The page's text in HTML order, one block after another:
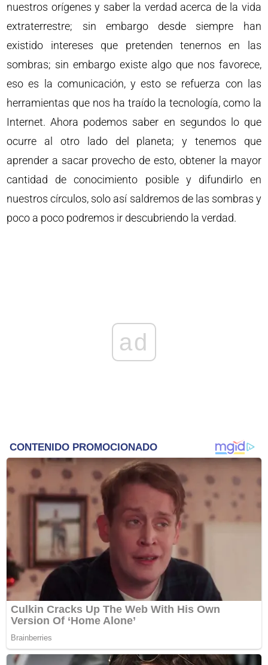
nuestros orígenes y saber la verdad acerca de la vida
extraterrestre; sin embargo desde siempre han
existido intereses que pretenden tenernos en las
sombras; sin embargo existe algo que nos favorece,
eso es la comunicación, y esto se refuerza con las
herramientas que nos ha traído la tecnología, como la
Internet. Ahora podemos saber en segundos lo que
ocurre al otro lado del planeta; y tenemos que
aprender a sacar provecho de esto, obtener la mayor
cantidad de conocimiento posible y difundirlo en
nuestros círculos, solo así saldremos de las sombras y
poco a poco podremos ir descubriendo la verdad.
ad